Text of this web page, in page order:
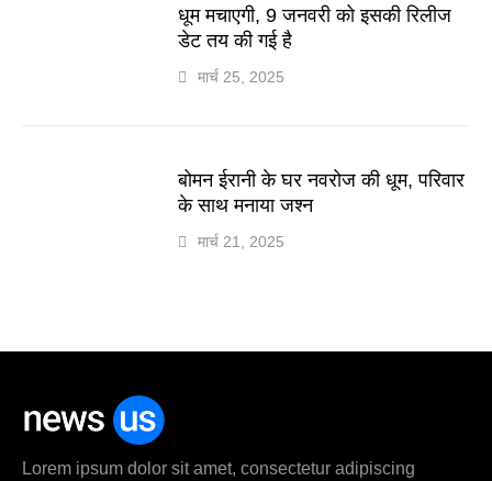
धूम मचाएगी, 9 जनवरी को इसकी रिलीज
डेट तय की गई है
मार्च 25, 2025
बोमन ईरानी के घर नवरोज की धूम, परिवार
के साथ मनाया जश्न
मार्च 21, 2025
Lorem ipsum dolor sit amet, consectetur adipiscing